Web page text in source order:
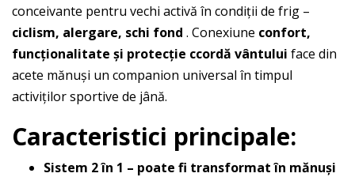
conceivante pentru vechi activă în condiții de frig –
ciclism, alergare, schi fond . Conexiune confort,
funcționalitate și protecție ccordă vântului face din
acete mănuși un companion universal în timpul
activiților sportive de jână.
Caracteristici principale:
Sistem 2 în 1 – poate fi transformat în mănuși